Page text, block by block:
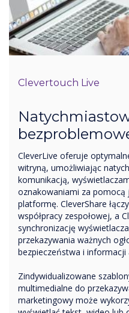
Clevertouch Live
CleverLive oferuje
witryną, umożliwiając
komunikacją,
oznakowaniami za pomocą
platformę. CleverShare
współpracy zespołowej, a
synchronizację
przekazywania ważnych
bezpieczeństwa i informacji
Zindywidualizowane
multimedialne do
marketingowy może